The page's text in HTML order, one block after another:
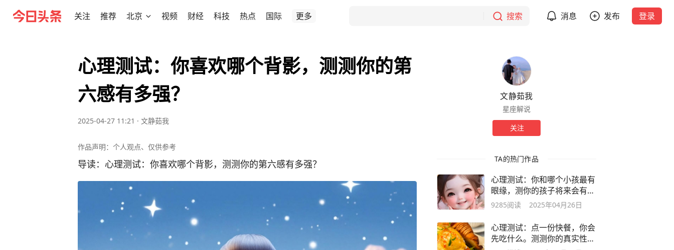
关注 推荐 北京 视频 财经 科技 热点 国际 更多 搜索 消息 发布 登录
心理测试：你喜欢哪个背影，测测你的第
六感有多强？
2025-04-27 11:21 · 文静茹我
作品声明：个人观点、仅供参考
导读：心理测试：你喜欢哪个背影，测测你的第六感有多强？
文静茹我
星座解说
关注
TA的热门作品
心理测试：你和哪个小孩最有
眼缘，测你的孩子将来会有什
么出息？
9285阅读 2025年04月26日
心理测试：点一份快餐，你会
先吃什么。测测你的真实性